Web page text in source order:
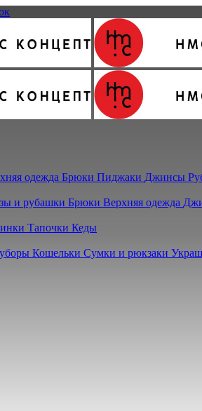
одежда Брюки Пиджаки Джинсы
и рубашки Брюки Верхняя одежда
Тапочки Кеды
Кошельки Сумки и рюкзаки